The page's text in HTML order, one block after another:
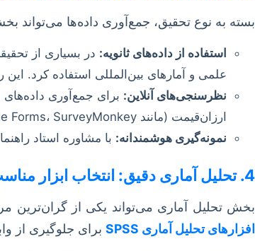
بسته به نوع تحقیق، جمع‌آوری داده‌ها
استفاده از داده‌های ثانویه: در بسیاری از
علمی و آمارهای بین‌المللی استفاده کرد.
نظرسنجی‌های آنلاین: برای جمع‌آوری داده‌های
ارزان‌قیمت (مانند Google Forms، SurveyMonkey با نسخه محدود) استفاده کنید.
نمونه‌گیری هوشمندانه: با مشاوره استاد
4. تحلیل آماری دقیق: انتخاب ابزار مناسب
بخش تحلیل آماری می‌تواند یکی از گران‌ترین
افزارهای تحلیل آماری SPSS
برای جلوگیری از